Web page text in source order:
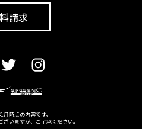
請求
時点の内容です。
いますが、ご了承ください。